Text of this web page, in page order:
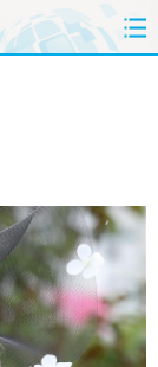
法治
汽车
公司